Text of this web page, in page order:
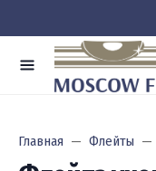
Главная Флейты